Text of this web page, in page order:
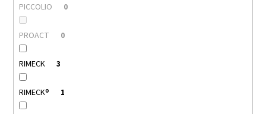
PICCOLIO 0
PROACT 0
RIMECK 3
RIMECK® 1